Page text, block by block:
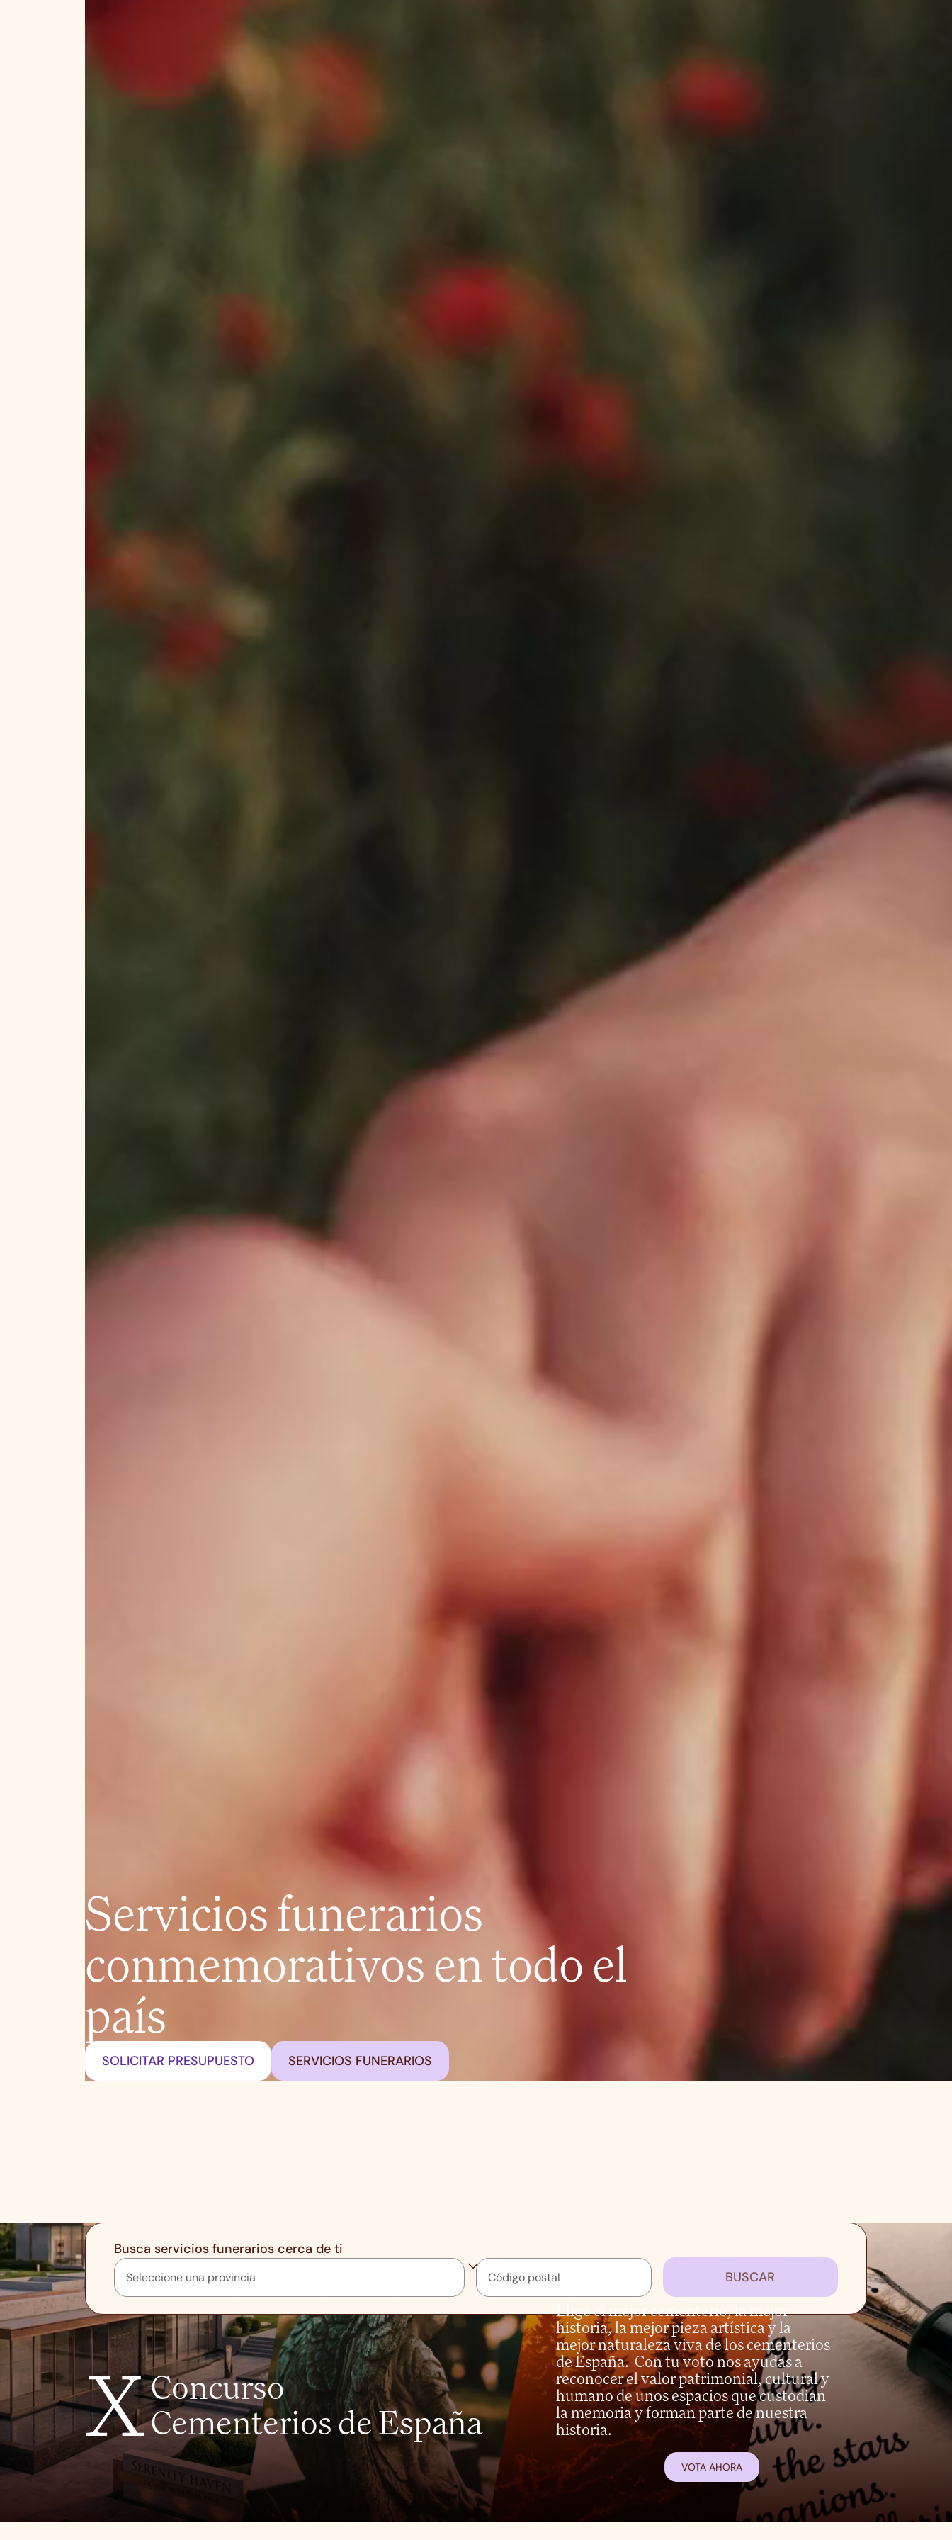
Servicios funerarios
conmemorativos en todo el
país
SOLICITAR PRESUPUESTO SERVICIOS FUNERARIOS
Busca servicios funerarios cerca de ti
BUSCAR
XConcurso
Cementerios de España
Elige el mejor cementerio, la mejor
historia, la mejor pieza artística y la
mejor naturaleza viva de los cementerios
de España. Con tu voto nos ayudas a
reconocer el valor patrimonial, cultural y
humano de unos espacios que custodian
la memoria y forman parte de nuestra
historia.
VOTA AHORA